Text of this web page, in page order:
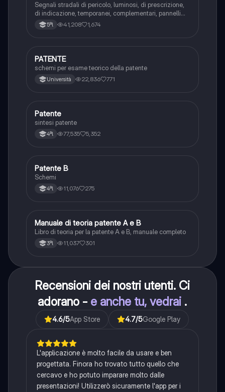
Segnali stradali di pericolo, luminosi, di prescrizione,
di indicazione, temporanei, complementari, pannelli
integrativi, segnaletica orizzontale, segnalazioni
agenti del traffico, distanza di visibilità per l‘arresto,
5ªl 41,208 1,674
Altro
PATENTE
schemi per esame teorico della patente
Università 22,836 771
Altro
Patente
sintesi patente
4ªl 77,535 5,352
Altro
Patente B
Schemi
4ªl 11,076 275
Italiano
Manuale di teoria patente A e B
Libro di teoria per la patente A e B, manuale completo
3ªl 11,037 301
Recensioni dei nostri utenti. Ci
adorano - e anche tu, vedrai .
4.6/5App Store 4.7/5Google Play
L'applicazione è molto facile da usare e ben
progettata. Finora ho trovato tutto quello che
cercavo e ho potuto imparare molto dalle
presentazioni! Utilizzerò sicuramente l'app per i